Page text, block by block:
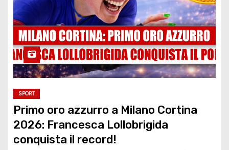
SPORT
Primo oro azzurro a Milano Cortina
2026: Francesca Lollobrigida
conquista il record!